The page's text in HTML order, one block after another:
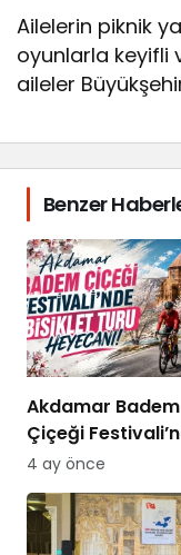
Ailelerin piknik
oyunlarla keyifli
aileler
Benzer
Akdamar Badem
Çiçeği
Bisiklet Turu
4 ay önce